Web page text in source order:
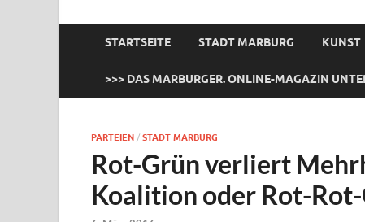
STARTSEITE STADT MARBURG KUNST
>>> DAS MARBURGER. ONLINE-MAGAZIN
PARTEIEN / STADT MARBURG
Rot-Grün verliert
Koalition oder Rot-